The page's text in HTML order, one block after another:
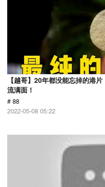
【越哥】20年都没能忘掉的港
流满面！
# 88
2022-05-08 05:22